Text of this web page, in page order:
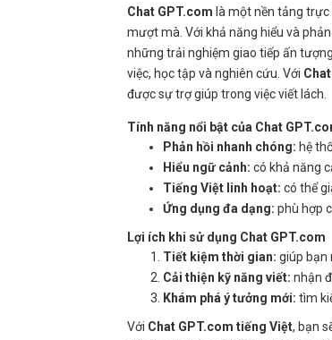
Chat GPT.com là một nền tảng
mượt mà. Với khả năng hiểu và
những trải nghiệm giao tiếp ấn
việc, học tập và nghiên cứu. Với
được sự trợ giúp trong việc viết lách.
Tính năng nổi bật của Chat
Phản hồi nhanh chóng: hệ
Hiểu ngữ cảnh: có khả năng
Tiếng Việt linh hoạt: có thể
Ứng dụng đa dạng: phù hợp
Lợi ích khi sử dụng Chat GPT.com
Tiết kiệm thời gian: giúp bạn
Cải thiện kỹ năng viết: nhận
Khám phá ý tưởng mới: tìm
Với Chat GPT.com tiếng Việt, bạn